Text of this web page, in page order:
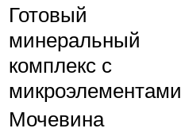
Готовый
минеральный
комплекс с
микроэлементами
Мочевина